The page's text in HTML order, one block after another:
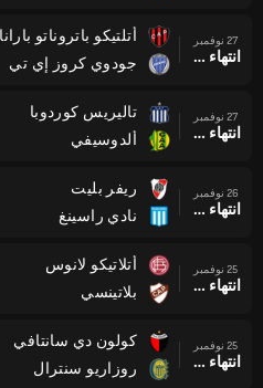
27 نوفمبر
انتهاء وقت المباراة
أتلتيكو باتروناتو بارانا
جودوي كروز إي تي
27 نوفمبر
انتهاء وقت المباراة
تاليريس كوردوبا
ألدوسيفي
26 نوفمبر
انتهاء وقت المباراة
ريفر بليت
نادي راسينغ
25 نوفمبر
انتهاء وقت المباراة
أتلاتيكو لانوس
بلاتينسي
25 نوفمبر
انتهاء وقت المباراة
كولون دي سانتافي
روزاريو سنترال